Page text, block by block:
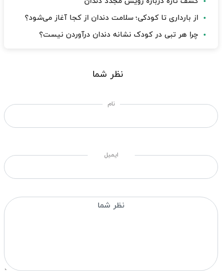
از بارداری تا کودکی؛ سلامت دندان از کجا آغاز می‌شود؟
چرا هر تبی در کودک نشانه دندان درآوردن نیست؟
نظر شما
نام
ایمیل